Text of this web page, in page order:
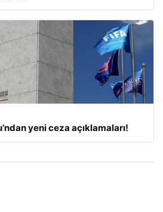
yeni ceza açıklamaları!